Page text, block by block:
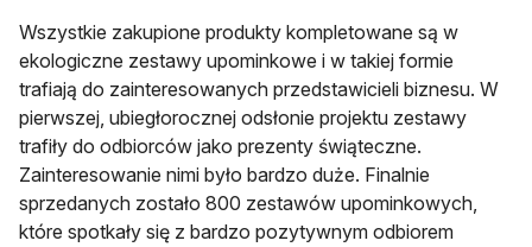
Wszystkie zakupione produkty kompletowane są w
ekologiczne zestawy upominkowe i w takiej formie
trafiają do zainteresowanych przedstawicieli biznesu. W
pierwszej, ubiegłorocznej odsłonie projektu zestawy
trafiły do odbiorców jako prezenty świąteczne.
Zainteresowanie nimi było bardzo duże. Finalnie
sprzedanych zostało 800 zestawów upominkowych,
które spotkały się z bardzo pozytywnym odbiorem